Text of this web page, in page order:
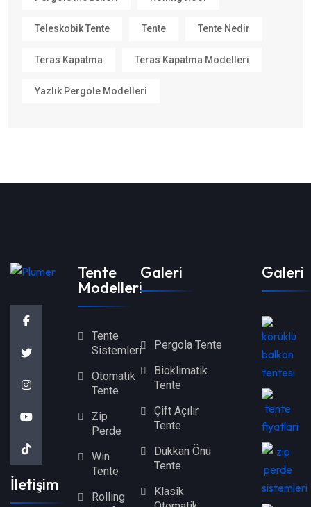
Teleskobik Tente Tente Tente Nedir
Teras Kapatma Teras Kapatma Modelleri
Yazlık Pergole Modelleri
İletişim
Tente
Modelleri
Tente
Sistemleri
Otomatik
Tente
Zip
Perde
Win
Tente
Rolling
Galeri
Pergola Tente
Bioklimatik
Tente
Çift Açılır
Tente
Dükkan Önü
Tente
Klasik
Galeri